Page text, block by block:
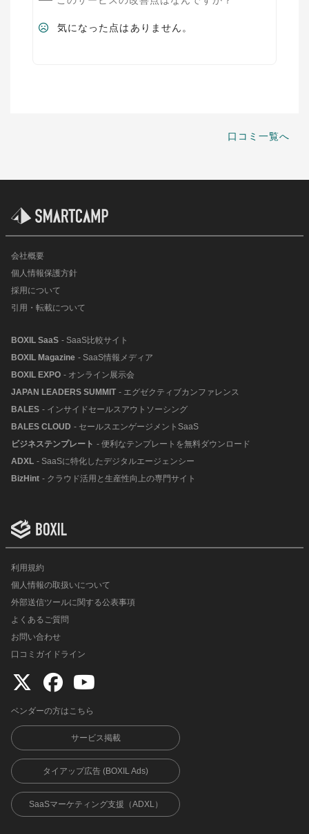
気になった点はありません。
口コミ一覧へ
会社概要
個人情報保護方針
採用について
引用・転載について
BOXIL SaaS - SaaS比較サイト
BOXIL Magazine - SaaS情報メディア
BOXIL EXPO - オンライン展示会
JAPAN LEADERS SUMMIT - エグゼクティブカンファレンス
BALES - インサイドセールスアウトソーシング
BALES CLOUD - セールスエンゲージメントSaaS
ビジネステンプレート - 便利なテンプレートを無料ダウンロード
ADXL - SaaSに特化したデジタルエージェンシー
BizHint - クラウド活用と生産性向上の専門サイト
利用規約
個人情報の取扱いについて
外部送信ツールに関する公表事項
よくあるご質問
お問い合わせ
口コミガイドライン
ベンダーの方はこちら
サービス掲載
タイアップ広告 (BOXIL Ads)
SaaSマーケティング支援（ADXL）